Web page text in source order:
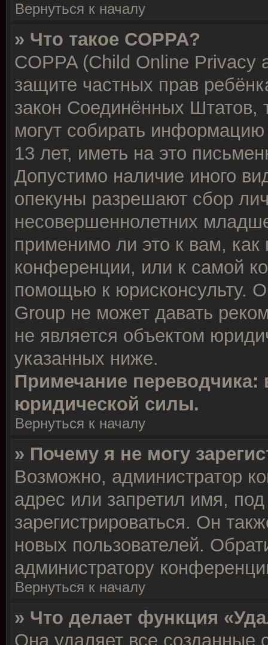
Вернуться к началу
» Что такое COPPA?
COPPA (Child Online Privacy
защите частных прав
закон Соединённых Штатов,
могут собирать
13 лет, иметь на это
Допустимо наличие иного
опекуны разрешают сбор
несовершеннолетних
применимо ли это к вам,
конференции, или к самой
помощью к юрисконсульту.
Group не может давать
не является объектом
указанных ниже.
Примечание переводчика:
юридической силы.
Вернуться к началу
» Почему я не могу
Возможно, администратор
адрес или запретил имя,
зарегистрироваться. Он
новых пользователей.
администратору
Вернуться к началу
» Что делает функция
Она удаляет все созданные